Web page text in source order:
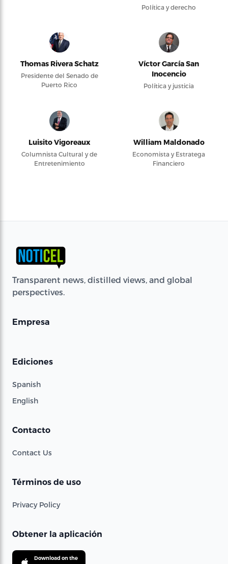
Política y derecho
Thomas Rivera Schatz
Presidente del Senado de
Puerto Rico
Víctor García San
Inocencio
Política y justicia
Luisito Vigoreaux
Columnista Cultural y de
Entretenimiento
William Maldonado
Economista y Estratega
Financiero
Transparent news, distilled views, and global
perspectives.
Empresa
Ediciones
Spanish
English
Contacto
Contact Us
Términos de uso
Privacy Policy
Obtener la aplicación
Download on the